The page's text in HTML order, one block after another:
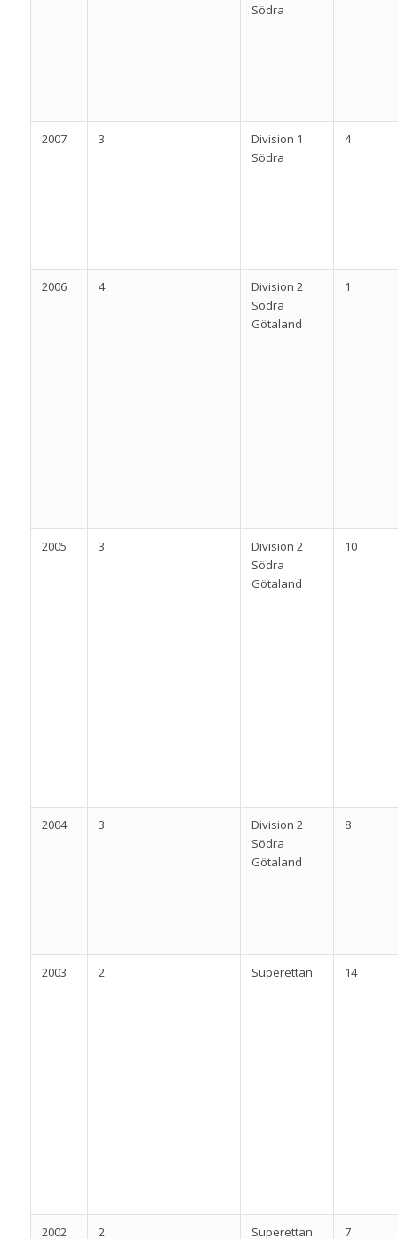
Södra
2007 3
Division 1
Södra
4
2006 4
Division 2
Södra
Götaland
1
2005 3
Division 2
Södra
Götaland
10
2004 3
Division 2
Södra
Götaland
8
2003 2 Superettan 14
2002 2 Superettan 7